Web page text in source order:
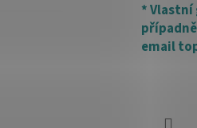
* Vlastní
email